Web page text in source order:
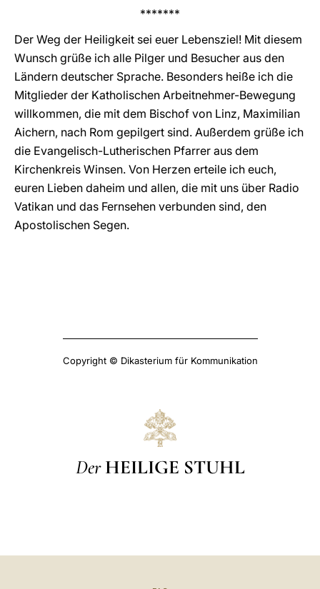
*******
Der Weg der Heiligkeit sei euer Lebensziel! Mit diesem
Wunsch grüße ich alle Pilger und Besucher aus den
Ländern deutscher Sprache. Besonders heiße ich die
Mitglieder der Katholischen Arbeitnehmer-Bewegung
willkommen, die mit dem Bischof von Linz, Maximilian
Aichern, nach Rom gepilgert sind. Außerdem grüße ich
die Evangelisch-Lutherischen Pfarrer aus dem
Kirchenkreis Winsen. Von Herzen erteile ich euch,
euren Lieben daheim und allen, die mit uns über Radio
Vatikan und das Fernsehen verbunden sind, den
Apostolischen Segen.
Copyright © Dikasterium für Kommunikation
Der HEILIGE STUHL